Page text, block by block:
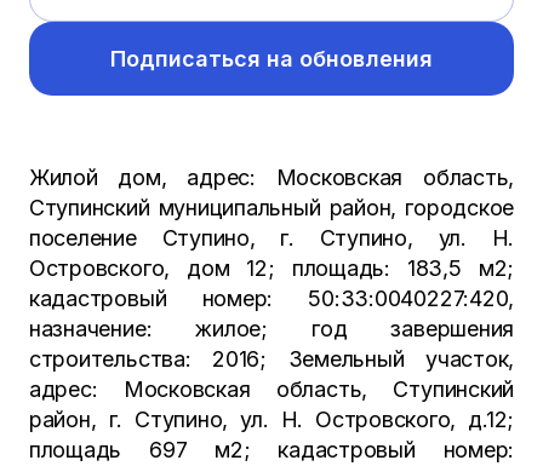
Подписаться на обновления
Жилой дом, адрес: Московская область,
Ступинский муниципальный район, городское
поселение Ступино, г. Ступино, ул. Н.
Островского, дом 12; площадь: 183,5 м2;
кадастровый номер: 50:33:0040227:420,
назначение: жилое; год завершения
строительства: 2016; Земельный участок,
адрес: Московская область, Ступинский
район, г. Ступино, ул. Н. Островского, д.12;
площадь 697 м2; кадастровый номер: